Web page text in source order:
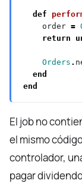
def
    order
=
return
Orders .
end
end
El job no
el mismo
controlador,
pagar